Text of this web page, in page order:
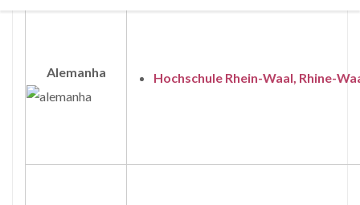
Alemanha Hochschule Rhein-Waal, Rhine-